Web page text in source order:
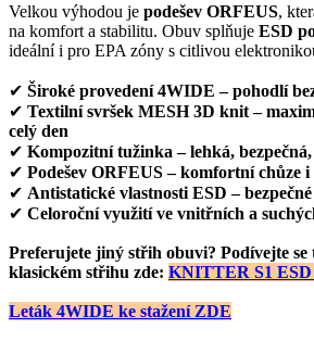
Velkou výhodou je podešev ORFEUS,
na komfort a stabilitu. Obuv splňuje ESD
ideální i pro EPA zóny s citlivou
✔ Široké provedení 4WIDE – pohodlí
✔ Textilní svršek MESH 3D knit –
celý den
✔ Kompozitní tužinka – lehká,
✔ Podešev ORFEUS – komfortní chůze
✔ Antistatické vlastnosti ESD –
✔ Celoroční využití ve vnitřních a
Preferujete jiný střih obuvi? Podívejte
klasickém střihu zde: KNITTER S1
Leták 4WIDE ke stažení ZDE